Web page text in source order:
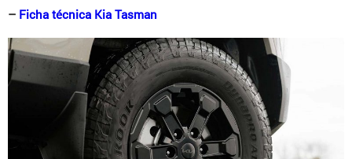
– Ficha técnica Kia Tasman